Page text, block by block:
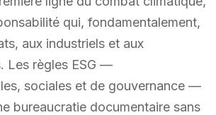
qui, fondamentalement,
aux industriels et aux
Les règles ESG —
sociales et de gouvernance —
bureaucratie documentaire sans